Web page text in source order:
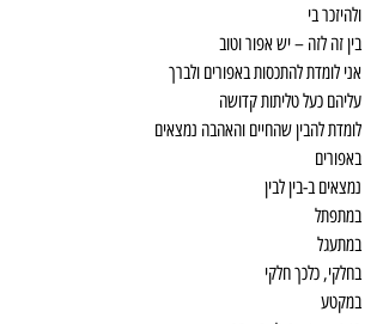
ולהיזכר בי
בין זה לזה – יש אפור וטוב
אני לומדת להתכסות באפורים ולברך
עליהם כעל טליתות קדושה
לומדת להבין שהחיים והאהבה נמצאים
באפורים
נמצאים ב-בין לבין
במתפתל
במתעגל
בחלקי, כלכך חלקי
במקטע